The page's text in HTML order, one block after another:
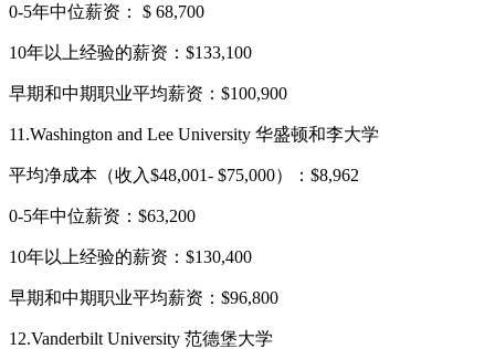
0-5年中位薪资： $ 68,700
10年以上经验的薪资：$133,100
早期和中期职业平均薪资：$100,900
11.Washington and Lee University 华盛顿和李大学
平均净成本（收入$48,001- $75,000）：$8,962
0-5年中位薪资：$63,200
10年以上经验的薪资：$130,400
早期和中期职业平均薪资：$96,800
12.Vanderbilt University 范德堡大学